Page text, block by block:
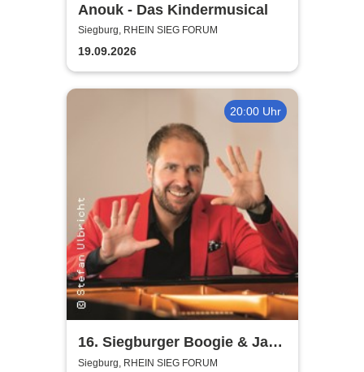
Anouk - Das Kindermusical
Siegburg, RHEIN SIEG FORUM
19.09.2026
20:00 Uhr
16. Siegburger Boogie & Jazz
Night
Siegburg, RHEIN SIEG FORUM